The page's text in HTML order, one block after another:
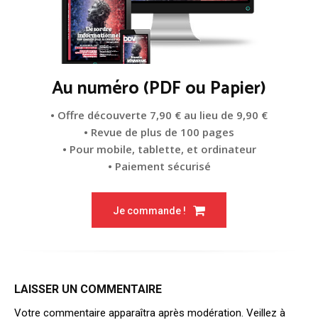
Au numéro (PDF ou Papier)
• Offre découverte 7,90 € au lieu de 9,90 €
• Revue de plus de 100 pages
• Pour mobile, tablette, et ordinateur
• Paiement sécurisé
Je commande !
LAISSER UN COMMENTAIRE
Votre commentaire apparaîtra après modération. Veillez à